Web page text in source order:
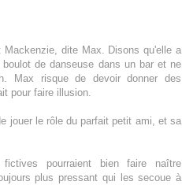
dite Max. Disons qu'elle a
de danseuse dans un bar et ne
Max risque de devoir donner des
pour faire illusion.
jouer le rôle du parfait petit ami, et sa
pourraient bien faire naître
plus pressant qui les secoue à